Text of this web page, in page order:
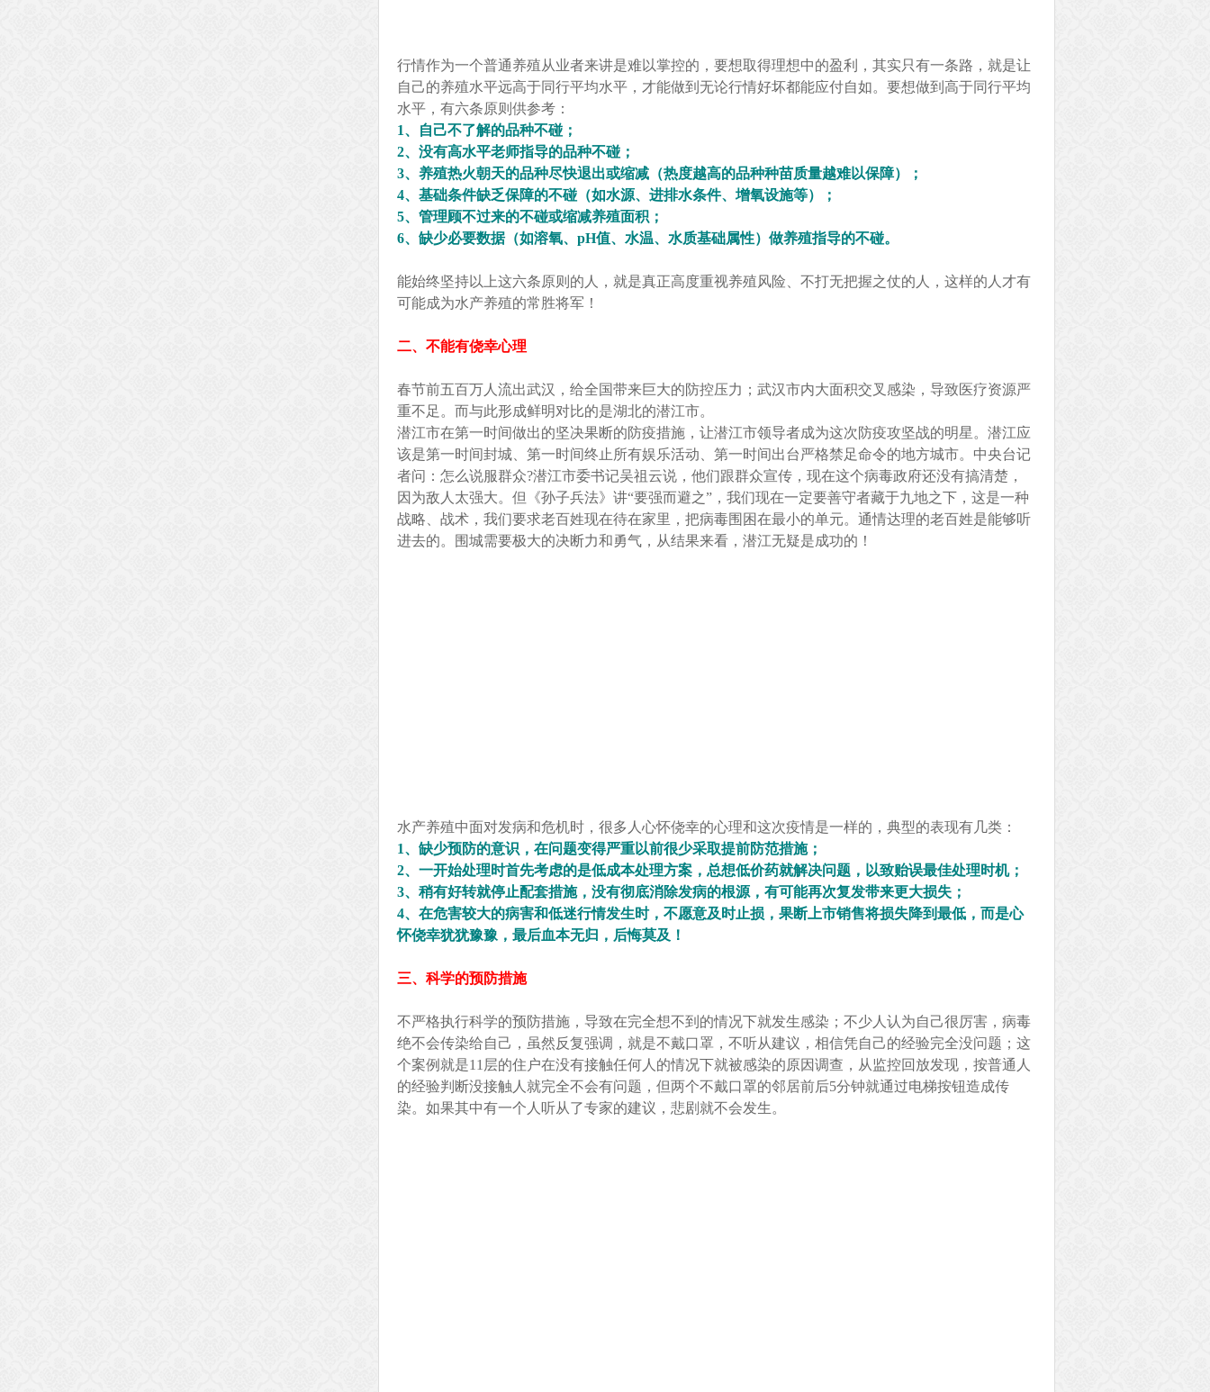
行情作为一个普通养殖从业者来讲是难以掌控的，要想取得理想中的盈利，其实只有一条路，就是让
自己的养殖水平远高于同行平均水平，才能做到无论行情好坏都能应付自如。要想做到高于同行平均
水平，有六条原则供参考：
1、自己不了解的品种不碰；
2、没有高水平老师指导的品种不碰；
3、养殖热火朝天的品种尽快退出或缩减（热度越高的品种种苗质量越难以保障）；
4、基础条件缺乏保障的不碰（如水源、进排水条件、增氧设施等）；
5、管理顾不过来的不碰或缩减养殖面积；
6、缺少必要数据（如溶氧、pH值、水温、水质基础属性）做养殖指导的不碰。
能始终坚持以上这六条原则的人，就是真正高度重视养殖风险、不打无把握之仗的人，这样的人才有
可能成为水产养殖的常胜将军！
二、不能有侥幸心理
春节前五百万人流出武汉，给全国带来巨大的防控压力；武汉市内大面积交叉感染，导致医疗资源严
重不足。而与此形成鲜明对比的是湖北的潜江市。
潜江市在第一时间做出的坚决果断的防疫措施，让潜江市领导者成为这次防疫攻坚战的明星。潜江应
该是第一时间封城、第一时间终止所有娱乐活动、第一时间出台严格禁足命令的地方城市。中央台记
者问：怎么说服群众?潜江市委书记吴祖云说，他们跟群众宣传，现在这个病毒政府还没有搞清楚，
因为敌人太强大。但《孙子兵法》讲“要强而避之”，我们现在一定要善守者藏于九地之下，这是一种
战略、战术，我们要求老百姓现在待在家里，把病毒围困在最小的单元。通情达理的老百姓是能够听
进去的。围城需要极大的决断力和勇气，从结果来看，潜江无疑是成功的！
水产养殖中面对发病和危机时，很多人心怀侥幸的心理和这次疫情是一样的，典型的表现有几类：
1、缺少预防的意识，在问题变得严重以前很少采取提前防范措施；
2、一开始处理时首先考虑的是低成本处理方案，总想低价药就解决问题，以致贻误最佳处理时机；
3、稍有好转就停止配套措施，没有彻底消除发病的根源，有可能再次复发带来更大损失；
4、在危害较大的病害和低迷行情发生时，不愿意及时止损，果断上市销售将损失降到最低，而是心
怀侥幸犹犹豫豫，最后血本无归，后悔莫及！
三、科学的预防措施
不严格执行科学的预防措施，导致在完全想不到的情况下就发生感染；不少人认为自己很厉害，病毒
绝不会传染给自己，虽然反复强调，就是不戴口罩，不听从建议，相信凭自己的经验完全没问题；这
个案例就是11层的住户在没有接触任何人的情况下就被感染的原因调查，从监控回放发现，按普通人
的经验判断没接触人就完全不会有问题，但两个不戴口罩的邻居前后5分钟就通过电梯按钮造成传
染。如果其中有一个人听从了专家的建议，悲剧就不会发生。